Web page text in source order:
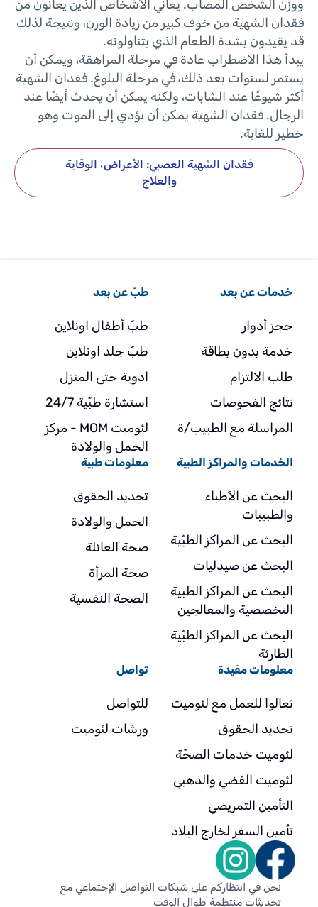
ووزن الشخص المصاب. يعاني الأشخاص الذين يعانون من
فقدان الشهية من خوف كبير من زيادة الوزن، ونتيجة لذلك
قد يقيدون بشدة الطعام الذي يتناولونه.
يبدأ هذا الاضطراب عادة في مرحلة المراهقة، ويمكن أن
يستمر لسنوات بعد ذلك، في مرحلة البلوغ. فقدان الشهية
أكثر شيوعًا عند الشابات، ولكنه يمكن أن يحدث أيضًا عند
الرجال. فقدان الشهية يمكن أن يؤدي إلى الموت وهو
خطير للغاية.
فقدان الشهية العصبي: الأعراض، الوقاية
والعلاج
خدمات عن بعد
حجز أدوار
خدمة بدون بطاقة
طلب الالتزام
نتائج الفحوصات
المراسلة مع الطبيب/ة
طبّ عن بعد
طبّ أطفال اونلاين
طبّ جلد اونلاين
ادوية حتى المنزل
استشارة طبّية 24/7
لئوميت MOM - مركز
الحمل والولادة
الخدمات والمراكز الطبية
البحث عن الأطباء
والطبيبات
البحث عن المراكز الطبّية
البحث عن صيدليات
البحث عن المراكز الطبية
التخصصية والمعالجين
البحث عن المراكز الطبّية
الطارئة
معلومات طبية
تحديد الحقوق
الحمل والولادة
صحة العائلة
صحة المرأة
الصحة النفسية
معلومات مفيدة
تعالوا للعمل مع لئوميت
تحديد الحقوق
لئوميت خدمات الصحّة
لئوميت الفضي والذهبي
التأمين التمريضي
تأمين السفر لخارج البلاد
تواصل
للتواصل
ورشات لئوميت
نحن في انتظاركم على شبكات التواصل الإجتماعي مع
تحديثات منتظمة طوال الوقت